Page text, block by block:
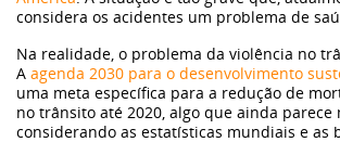
Tecnologia
Tendência
considera os acidentes um problema de
Na realidade, o problema da violência no
A agenda 2030 para o desenvolvimento
uma meta específica para a redução de
no trânsito até 2020, algo que ainda parece
considerando as estatísticas mundiais e as